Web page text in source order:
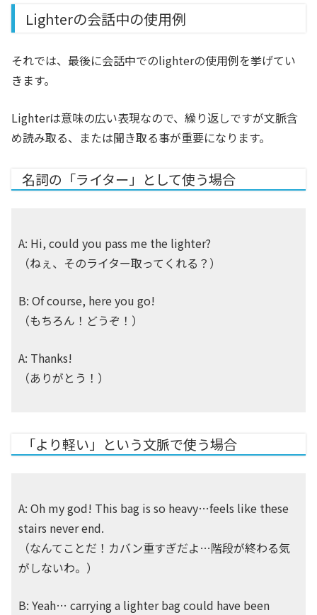
Lighterの会話中の使用例
それでは、最後に会話中でのlighterの使用例を挙げてい
きます。
Lighterは意味の広い表現なので、繰り返しですが文脈含
め読み取る、または聞き取る事が重要になります。
名詞の「ライター」として使う場合
A: Hi, could you pass me the lighter?
（ねぇ、そのライター取ってくれる？）
B: Of course, here you go!
（もちろん！どうぞ！）
A: Thanks!
（ありがとう！）
「より軽い」という文脈で使う場合
A: Oh my god! This bag is so heavy…feels like these
stairs never end.
（なんてことだ！カバン重すぎだよ…階段が終わる気
がしないわ。）
B: Yeah… carrying a lighter bag could have been